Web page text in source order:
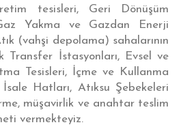
tesisleri, Geri Dönüşüm
Yakma ve Gazdan Enerji
(vahşi depolama) sahalarının
Transfer İstasyonları, Evsel ve
Tesisleri, İçme ve Kullanma
Hatları, Atıksu Şebekeleri
müşavirlik ve anahtar teslim
vermekteyiz.